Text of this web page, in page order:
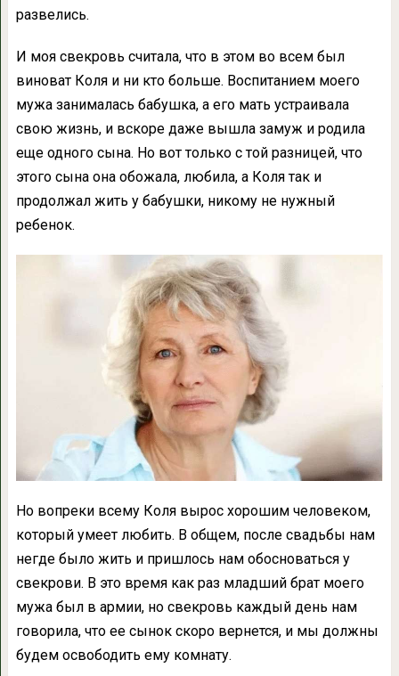
развелись.
И моя свекровь считала, что в этом во всем был
виноват Коля и ни кто больше. Воспитанием моего
мужа занималась бабушка, а его мать устраивала
свою жизнь, и вскоре даже вышла замуж и родила
еще одного сына. Но вот только с той разницей, что
этого сына она обожала, любила, а Коля так и
продолжал жить у бабушки, никому не нужный
ребенок.
Но вопреки всему Коля вырос хорошим человеком,
который умеет любить. В общем, после свадьбы нам
негде было жить и пришлось нам обосноваться у
свекрови. В это время как раз младший брат моего
мужа был в армии, но свекровь каждый день нам
говорила, что ее сынок скоро вернется, и мы должны
будем освободить ему комнату.